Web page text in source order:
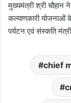
मुख्यमंत्री श्री चौहान
कल्याणकारी योजनाओं
पर्यटन एवं संस्कति
chief